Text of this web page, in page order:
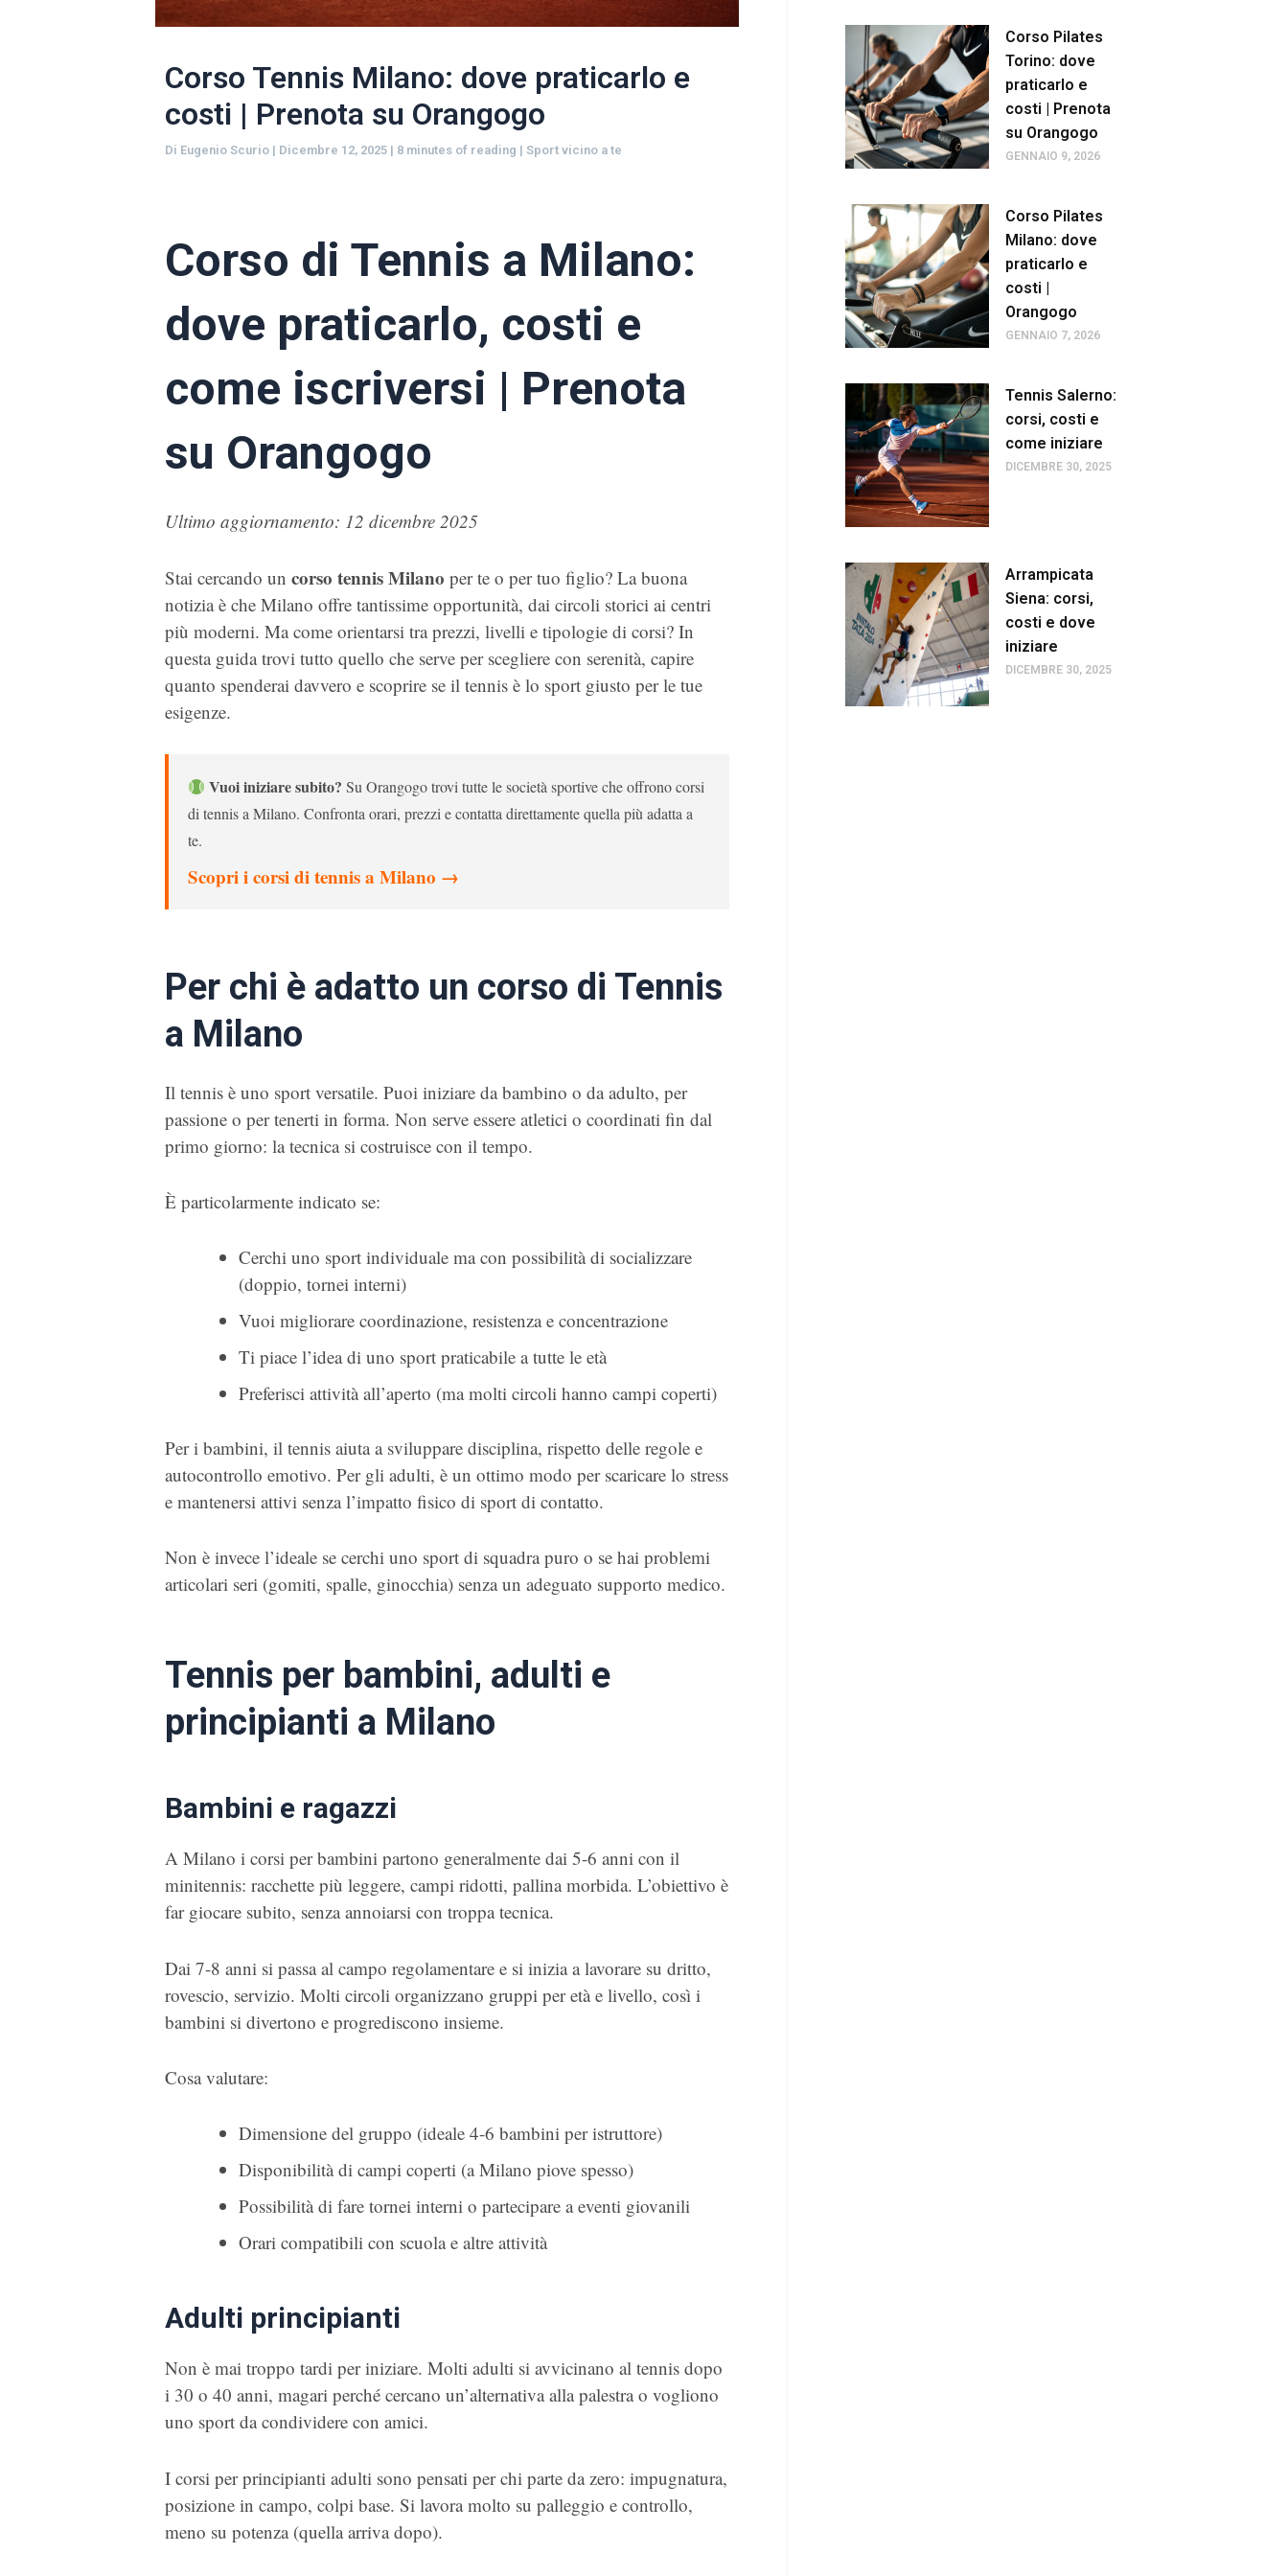
Corso Tennis Milano: dove praticarlo e
costi | Prenota su Orangogo
Di Eugenio Scurio | Dicembre 12, 2025 | 8 minutes of reading | Sport vicino a te
Corso di Tennis a Milano:
dove praticarlo, costi e
come iscriversi | Prenota
su Orangogo
Ultimo aggiornamento: 12 dicembre 2025
Stai cercando un corso tennis Milano per te o per tuo figlio? La buona
notizia è che Milano offre tantissime opportunità, dai circoli storici ai centri
più moderni. Ma come orientarsi tra prezzi, livelli e tipologie di corsi? In
questa guida trovi tutto quello che serve per scegliere con serenità, capire
quanto spenderai davvero e scoprire se il tennis è lo sport giusto per le tue
esigenze.
Vuoi iniziare subito? Su Orangogo trovi tutte le società sportive che offrono corsi
di tennis a Milano. Confronta orari, prezzi e contatta direttamente quella più adatta a
te.
Scopri i corsi di tennis a Milano →
Per chi è adatto un corso di Tennis
a Milano
Il tennis è uno sport versatile. Puoi iniziare da bambino o da adulto, per
passione o per tenerti in forma. Non serve essere atletici o coordinati fin dal
primo giorno: la tecnica si costruisce con il tempo.
È particolarmente indicato se:
Cerchi uno sport individuale ma con possibilità di socializzare
(doppio, tornei interni)
Vuoi migliorare coordinazione, resistenza e concentrazione
Ti piace l’idea di uno sport praticabile a tutte le età
Preferisci attività all’aperto (ma molti circoli hanno campi coperti)
Per i bambini, il tennis aiuta a sviluppare disciplina, rispetto delle regole e
autocontrollo emotivo. Per gli adulti, è un ottimo modo per scaricare lo stress
e mantenersi attivi senza l’impatto fisico di sport di contatto.
Non è invece l’ideale se cerchi uno sport di squadra puro o se hai problemi
articolari seri (gomiti, spalle, ginocchia) senza un adeguato supporto medico.
Tennis per bambini, adulti e
principianti a Milano
Bambini e ragazzi
A Milano i corsi per bambini partono generalmente dai 5-6 anni con il
minitennis: racchette più leggere, campi ridotti, pallina morbida. L’obiettivo è
far giocare subito, senza annoiarsi con troppa tecnica.
Dai 7-8 anni si passa al campo regolamentare e si inizia a lavorare su dritto,
rovescio, servizio. Molti circoli organizzano gruppi per età e livello, così i
bambini si divertono e progrediscono insieme.
Cosa valutare:
Dimensione del gruppo (ideale 4-6 bambini per istruttore)
Disponibilità di campi coperti (a Milano piove spesso)
Possibilità di fare tornei interni o partecipare a eventi giovanili
Orari compatibili con scuola e altre attività
Adulti principianti
Non è mai troppo tardi per iniziare. Molti adulti si avvicinano al tennis dopo
i 30 o 40 anni, magari perché cercano un’alternativa alla palestra o vogliono
uno sport da condividere con amici.
I corsi per principianti adulti sono pensati per chi parte da zero: impugnatura,
posizione in campo, colpi base. Si lavora molto su palleggio e controllo,
meno su potenza (quella arriva dopo).
Corso Pilates
Torino: dove
praticarlo e
costi | Prenota
su Orangogo
GENNAIO 9, 2026
Corso Pilates
Milano: dove
praticarlo e
costi |
Orangogo
GENNAIO 7, 2026
Tennis Salerno:
corsi, costi e
come iniziare
DICEMBRE 30, 2025
Arrampicata
Siena: corsi,
costi e dove
iniziare
DICEMBRE 30, 2025